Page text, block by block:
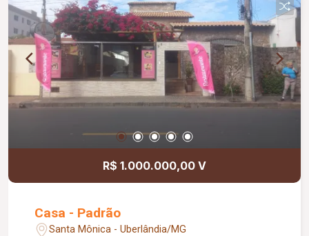
R$ 1.000.000,00 V
Casa - Padrão
Santa Mônica - Uberlândia/MG